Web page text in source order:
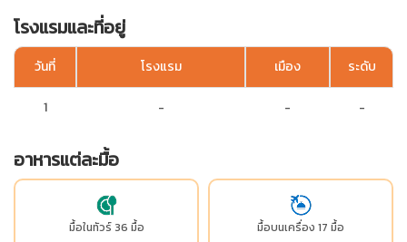
โรงแรมและที่อยู่
วันที่ โรงแรม เมือง ระดับ
1 - - -
อาหารแต่ละมื้อ
มื้อในทัวร์ 36 มื้อ มื้อบนเครื่อง 17 มื้อ